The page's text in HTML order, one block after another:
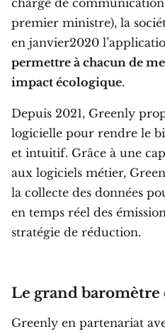
premier ministre), la
en janvier2020
permettre à chacun de
impact écologique.
Depuis 2021, Greenly
logicielle pour rendre le
et intuitif. Grâce à une
aux logiciels métier,
la collecte des données
en temps réel des
stratégie de réduction.
Le grand baromètre
Greenly en partenariat